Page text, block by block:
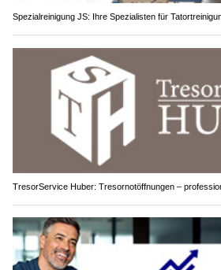
Spezialreinigung JS: Ihre Spezialisten für
TresorService Huber: Tresornotöffnungen –